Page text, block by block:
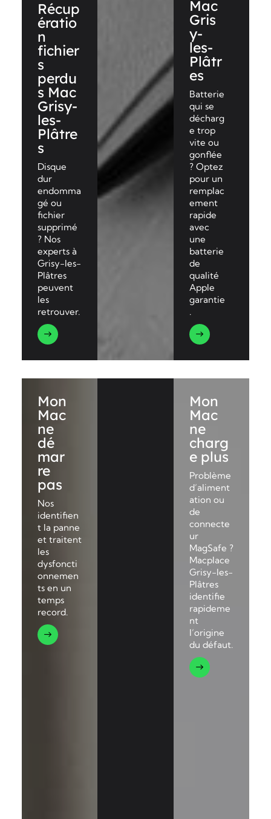
Récup
ératio
n
fichier
s
perdu
s Mac
Grisy-
les-
Plâtre
s
Disque
dur
endomma
gé ou
fichier
supprimé
? Nos
experts à
Grisy-les-
Plâtres
peuvent
les
retrouver.
Mac
Gris
y-
les-
Plâtr
es
Batterie
qui se
décharg
e trop
vite ou
gonflée
? Optez
pour un
remplac
ement
rapide
avec
une
batterie
de
qualité
Apple
garantie
.
Mon
Mac
ne
dé
mar
re
pas
Nos
identifien
t la panne
et traitent
les
dysfoncti
onnemen
ts en un
temps
record.
Mon
Mac
ne
charg
e plus
Problème
d’aliment
ation ou
de
connecte
ur
MagSafe ?
Macplace
Grisy-les-
Plâtres
identifie
rapideme
nt
l’origine
du défaut.